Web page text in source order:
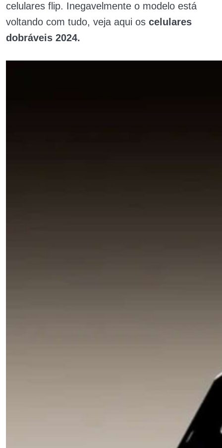
celulares flip. Inegavelmente o modelo está
voltando com tudo, veja aqui os celulares
dobráveis 2024.